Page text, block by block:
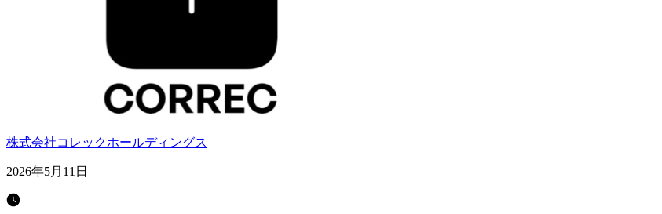
株式会社コレックホールディングス
2026年5月11日